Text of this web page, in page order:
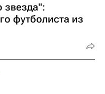
звезда":
футболиста из